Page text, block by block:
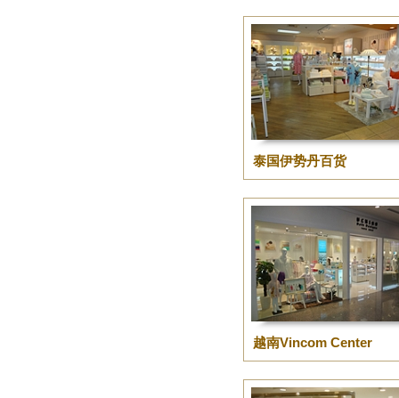
泰国伊势丹百货
越南Vincom Center